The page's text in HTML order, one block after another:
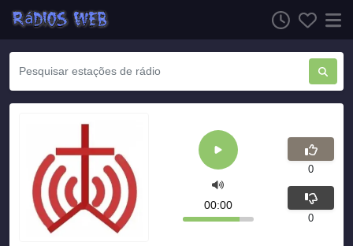
00:00
0
0